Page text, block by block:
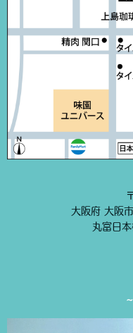
大阪府 大阪
丸富日